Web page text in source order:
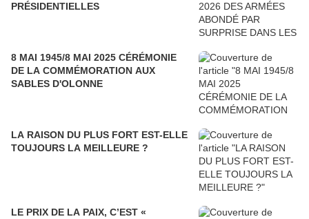
PRÉSIDENTIELLES
8 MAI 1945/8 MAI 2025 CÉRÉMONIE
DE LA COMMÉMORATION AUX
SABLES D'OLONNE
LA RAISON DU PLUS FORT EST-ELLE
TOUJOURS LA MEILLEURE ?
LE PRIX DE LA PAIX, C’EST «